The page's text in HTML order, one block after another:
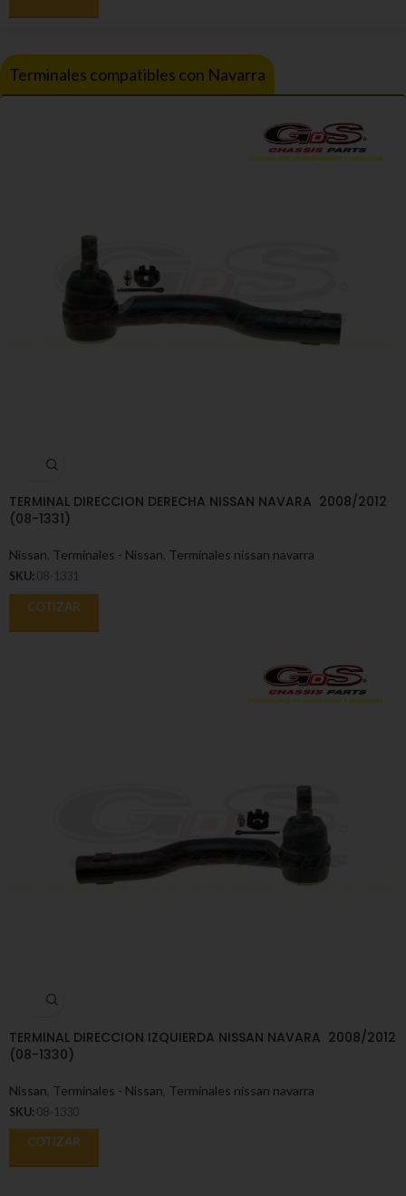
Terminales compatibles con Navarra
TERMINAL DIRECCION DERECHA NISSAN NAVARA 2008/2012
(08-1331)
Nissan Terminales - Nissan Terminales nissan navarra
SKU: 08-1331
COTIZAR
TERMINAL DIRECCION IZQUIERDA NISSAN NAVARA 2008/2012
(08-1330)
Nissan Terminales - Nissan Terminales nissan navarra
SKU: 08-1330
COTIZAR